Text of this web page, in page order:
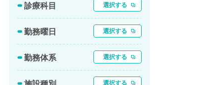
診療科目 選択する
勤務曜日 選択する
勤務体系 選択する
選択する